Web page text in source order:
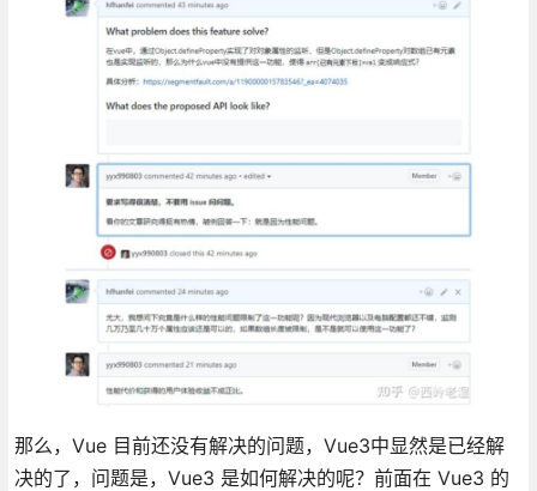
那么，Vue 目前还没有解决的问题，Vue3中显然是已经解
决的了，问题是，Vue3 是如何解决的呢？前面在 Vue3 的